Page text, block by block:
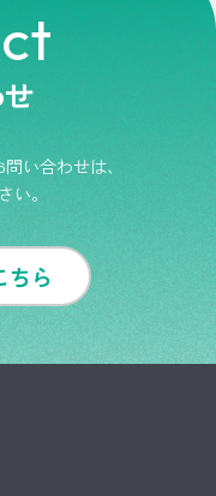
い合わせは、
い。
ちら